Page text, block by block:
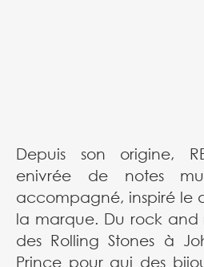
Depuis son origine,
enivrée de notes
accompagné, inspiré le
la marque. Du rock and
des Rolling Stones à
Prince pour qui des